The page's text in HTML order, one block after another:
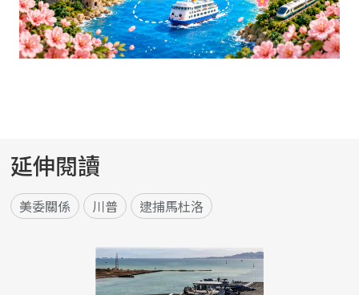
延伸閱讀
美委關係 川普 逮捕馬杜洛